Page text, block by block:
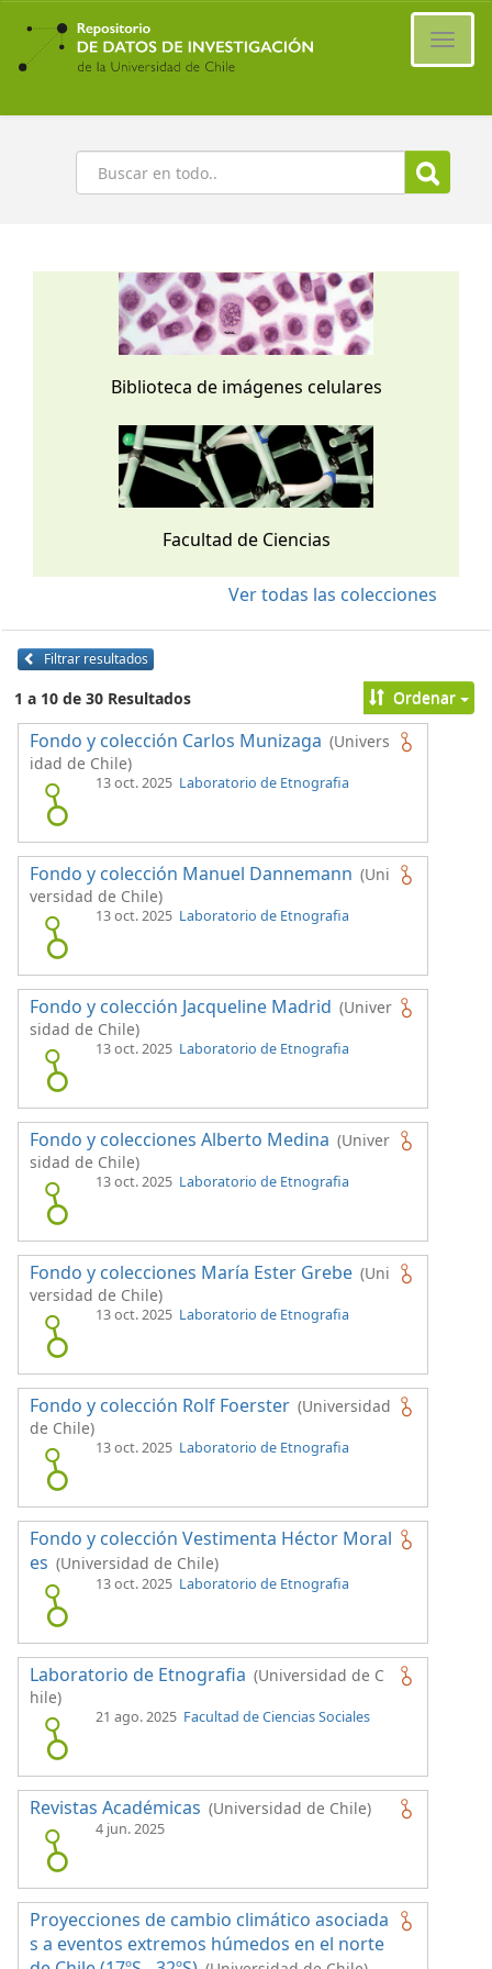
Ir
contenido
principal
Buscar
Biblioteca de imágenes celulares
Facultad de Ciencias
Ver todas las colecciones
Filtrar resultados
1 a 10 de 30 Resultados Ordenar
Fondo y colección Carlos Munizaga (Univers
idad de Chile)
13 oct. 2025 Laboratorio de Etnografia
Fondo y colección Manuel Dannemann (Uni
versidad de Chile)
13 oct. 2025 Laboratorio de Etnografia
Fondo y colección Jacqueline Madrid (Univer
sidad de Chile)
13 oct. 2025 Laboratorio de Etnografia
Fondo y colecciones Alberto Medina (Univer
sidad de Chile)
13 oct. 2025 Laboratorio de Etnografia
Fondo y colecciones María Ester Grebe (Uni
versidad de Chile)
13 oct. 2025 Laboratorio de Etnografia
Fondo y colección Rolf Foerster (Universidad
de Chile)
13 oct. 2025 Laboratorio de Etnografia
Fondo y colección Vestimenta Héctor Moral
es (Universidad de Chile)
13 oct. 2025 Laboratorio de Etnografia
Laboratorio de Etnografia (Universidad de C
hile)
21 ago. 2025 Facultad de Ciencias Sociales
Revistas Académicas (Universidad de Chile)
4 jun. 2025
Proyecciones de cambio climático asociada
s a eventos extremos húmedos en el norte